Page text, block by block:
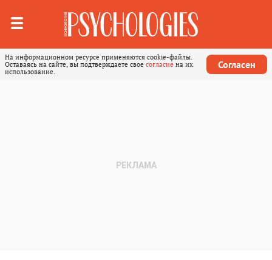
На информационном ресурсе применяются cookie-файлы.
Оставаясь на сайте, вы подтверждаете свое согласие на их
использование.
Согласен